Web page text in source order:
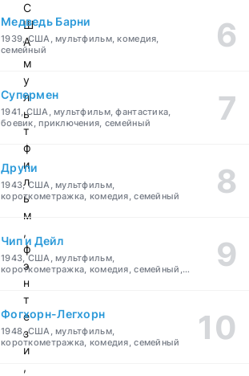
С
Ш
А
м
у
л
ь
т
ф
и
л
ь
м
,
ф
э
н
т
е
з
и
,
Медведь Барни
1939, США, мультфильм, комедия,
семейный
Супермен
1941, США, мультфильм, фантастика,
боевик, приключения, семейный
Друпи
1943, США, мультфильм,
короткометражка, комедия, семейный
Чип и Дейл
1943, США, мультфильм,
короткометражка, комедия, семейный,
детский
Фогхорн-Легхорн
1948, США, мультфильм,
короткометражка, комедия, семейный